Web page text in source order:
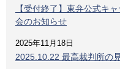
【受付終了】東弁公式キ
会のお知らせ
2025年11月18日
2025.10.22 最高裁判所の